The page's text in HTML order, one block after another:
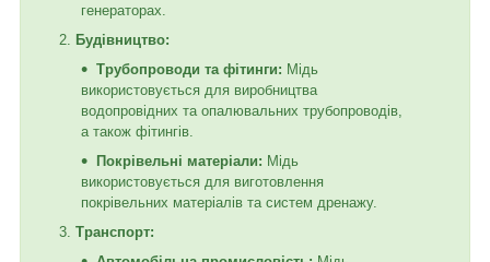
генераторах.
Будівництво:
Трубопроводи та фітинги: Мідь
використовується для виробництва
водопровідних та опалювальних трубопроводів,
а також фітингів.
Покрівельні матеріали: Мідь
використовується для виготовлення
покрівельних матеріалів та систем дренажу.
Транспорт: